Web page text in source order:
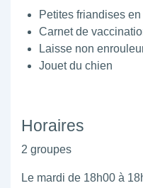
Petites friandises
Carnet de
Laisse non
Jouet du chien
Horaires
2 groupes
Le mardi de 18h00 à